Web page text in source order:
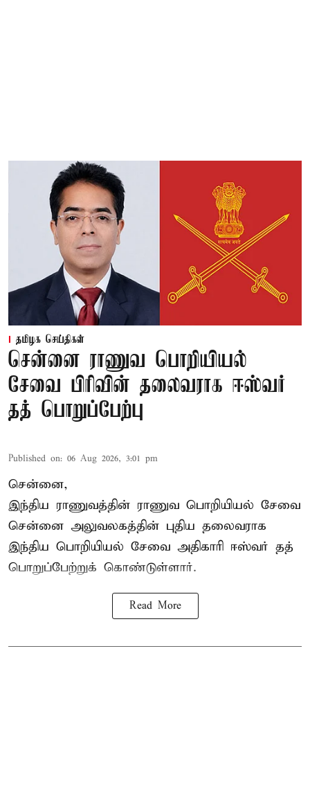
தமிழக செய்திகள்
சென்னை ராணுவ பொறியியல்
சேவை பிரிவின் தலைவராக ஈஸ்வர்
தத் பொறுப்பேற்பு
Published on: 06 Aug 2026, 3:01 pm
சென்னை,
இந்திய ராணுவத்தின் ராணுவ பொறியியல் சேவை
சென்னை அலுவலகத்தின் புதிய தலைவராக
இந்திய பொறியியல் சேவை அதிகாரி ஈஸ்வர் தத்
பொறுப்பேற்றுக் கொண்டுள்ளார்.
Read More